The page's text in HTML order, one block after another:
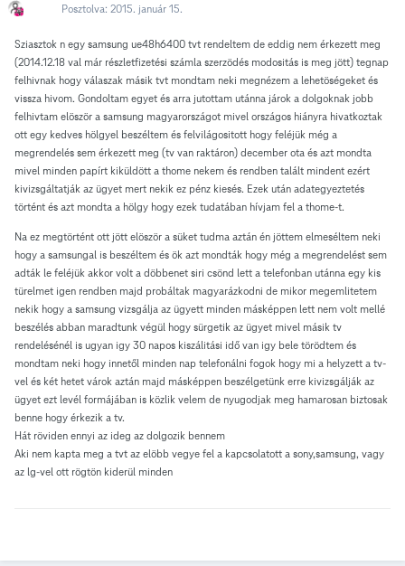
Posztolva: 2015. január 15.
Sziasztok n egy samsung ue48h6400 tvt rendeltem de eddig nem érkezett meg
(2014.12.18 val már részletfizetési számla szerzödés modositás is meg jött) tegnap
felhivnak hogy válaszak másik tvt mondtam neki megnézem a lehetöségeket és
vissza hivom. Gondoltam egyet és arra jutottam utánna járok a dolgoknak jobb
felhivtam elöször a samsung magyarországot mivel országos hiányra hivatkoztak
ott egy kedves hölgyel beszéltem és felvilágositott hogy feléjük még a
megrendelés sem érkezett meg (tv van raktáron) december ota és azt mondta
mivel minden papírt kiküldött a thome nekem és rendben talált mindent ezért
kivizsgáltatják az ügyet mert nekik ez pénz kiesés. Ezek után adategyeztetés
történt és azt mondta a hölgy hogy ezek tudatában hívjam fel a thome-t.
Na ez megtörtént ott jött elöször a süket tudma aztán én jöttem elmeséltem neki
hogy a samsungal is beszéltem és ök azt mondták hogy még a megrendelést sem
adták le feléjük akkor volt a döbbenet siri csönd lett a telefonban utánna egy kis
türelmet igen rendben majd probáltak magyarázkodni de mikor megemlitetem
nekik hogy a samsung vizsgálja az ügyett minden másképpen lett nem volt mellé
beszélés abban maradtunk végül hogy sürgetik az ügyet mivel másik tv
rendelésénél is ugyan igy 30 napos kiszálitási idő van igy bele törödtem és
mondtam neki hogy innetől minden nap telefonálni fogok hogy mi a helyzett a tv-
vel és két hetet várok aztán majd másképpen beszélgetünk erre kivizsgálják az
ügyet ezt levél formájában is közlik velem de nyugodjak meg hamarosan biztosak
benne hogy érkezik a tv.
Hát röviden ennyi az ideg az dolgozik bennem
Aki nem kapta meg a tvt az elöbb vegye fel a kapcsolatott a sony,samsung, vagy
az lg-vel ott rögtön kiderül minden